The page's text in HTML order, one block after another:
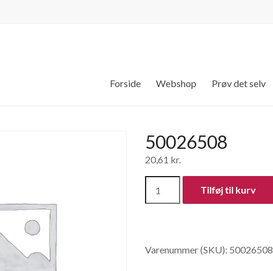
Forside Webshop Prøv det selv
50026508
20,61 kr.
Tilføj til kurv
Varenummer (SKU): 50026508